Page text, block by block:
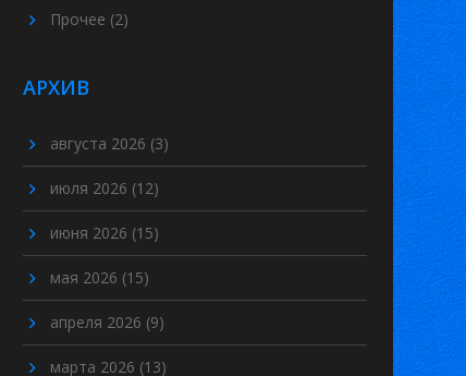
Прочее (2)
АРХИВ
августа 2026 (3)
июля 2026 (12)
июня 2026 (15)
мая 2026 (15)
апреля 2026 (9)
марта 2026 (13)